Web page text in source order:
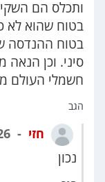
בטוח שהוא לא
בטוח ההנדסה
סיני. וכן הנאה
חשמלי העולם
הגב
חזי
נכון